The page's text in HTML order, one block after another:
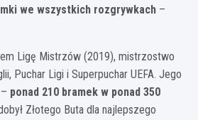
we wszystkich rozgrywkach –
Ligę Mistrzów (2019), mistrzostwo
Puchar Ligi i Superpuchar UEFA. Jego
ponad 210 bramek w ponad 350
Złotego Buta dla najlepszego